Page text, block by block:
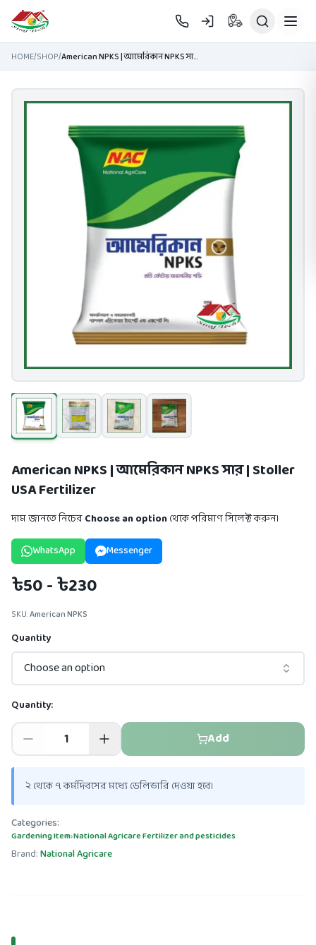
Skip to main content
HOME/SHOP/ American NPKS | আমেরিকান NPKS সার | Stoller USA Fertilizer
American NPKS | আমেরিকান NPKS সার | Stoller
USA Fertilizer
দাম জানতে নিচেরChoose an optionথেকে পরিমাণ সিলেক্ট করুন।
WhatsApp
Messenger
৳50 - ৳230
SKU:American NPKS
Quantity
Choose an option
Quantity:
Add
২ থেকে ৭ কর্মদিবসের মধ্যে ডেলিভারি দেওয়া হবে।
Categories:
Gardening Item›National Agricare Fertilizer and pesticides
Brand:National Agricare